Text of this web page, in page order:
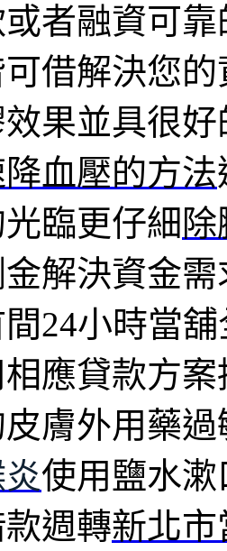
者融資可
借解決您
效果並具很
血壓的方法
臨更仔細
解決資金需
24小時當
應貸款方
膚外用藥
使用鹽水
週轉新北市